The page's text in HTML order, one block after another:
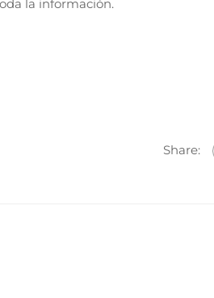
la información.
Share: